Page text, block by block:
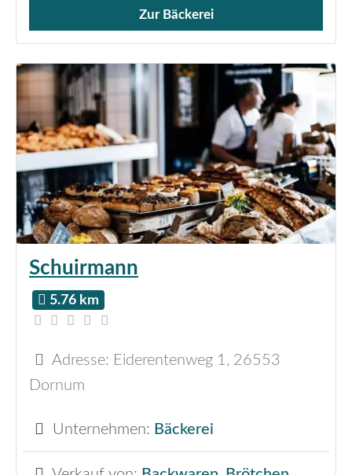
Verkauf von Brötchen,
Zur Bäckerei
Schuirmann
5.76 km
Adresse: Eiderentenweg 1, 26553
Dornum
Unternehmen: Bäckerei